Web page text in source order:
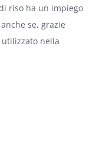
riso ha un impiego
se, grazie
utilizzato nella